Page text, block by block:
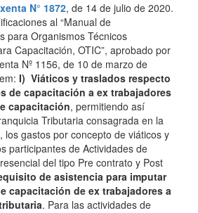
N° 1872, de 14 de julio de 2020.
al “Manual de
para Organismos Técnicos
Capacitación, OTIC”, aprobado por
Nº 1156, de 10 de marzo de
I) Viáticos y traslados respecto
de capacitación a ex trabajadores
capacitación, permitiendo así
Tributaria consagrada en la
los gastos por concepto de viáticos y
participantes de Actividades de
del tipo Pre contrato y Post
de asistencia para imputar
capacitación de ex trabajadores a
. Para las actividades de